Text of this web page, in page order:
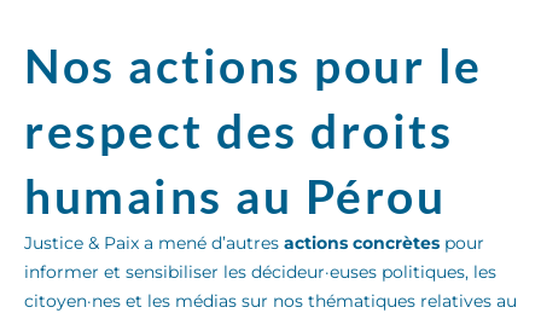
Nos actions pour le
respect des droits
humains au Pérou
Justice & Paix a mené d’autres actions concrètes pour
informer et sensibiliser les décideur·euses politiques, les
citoyen·nes et les médias sur nos thématiques relatives au